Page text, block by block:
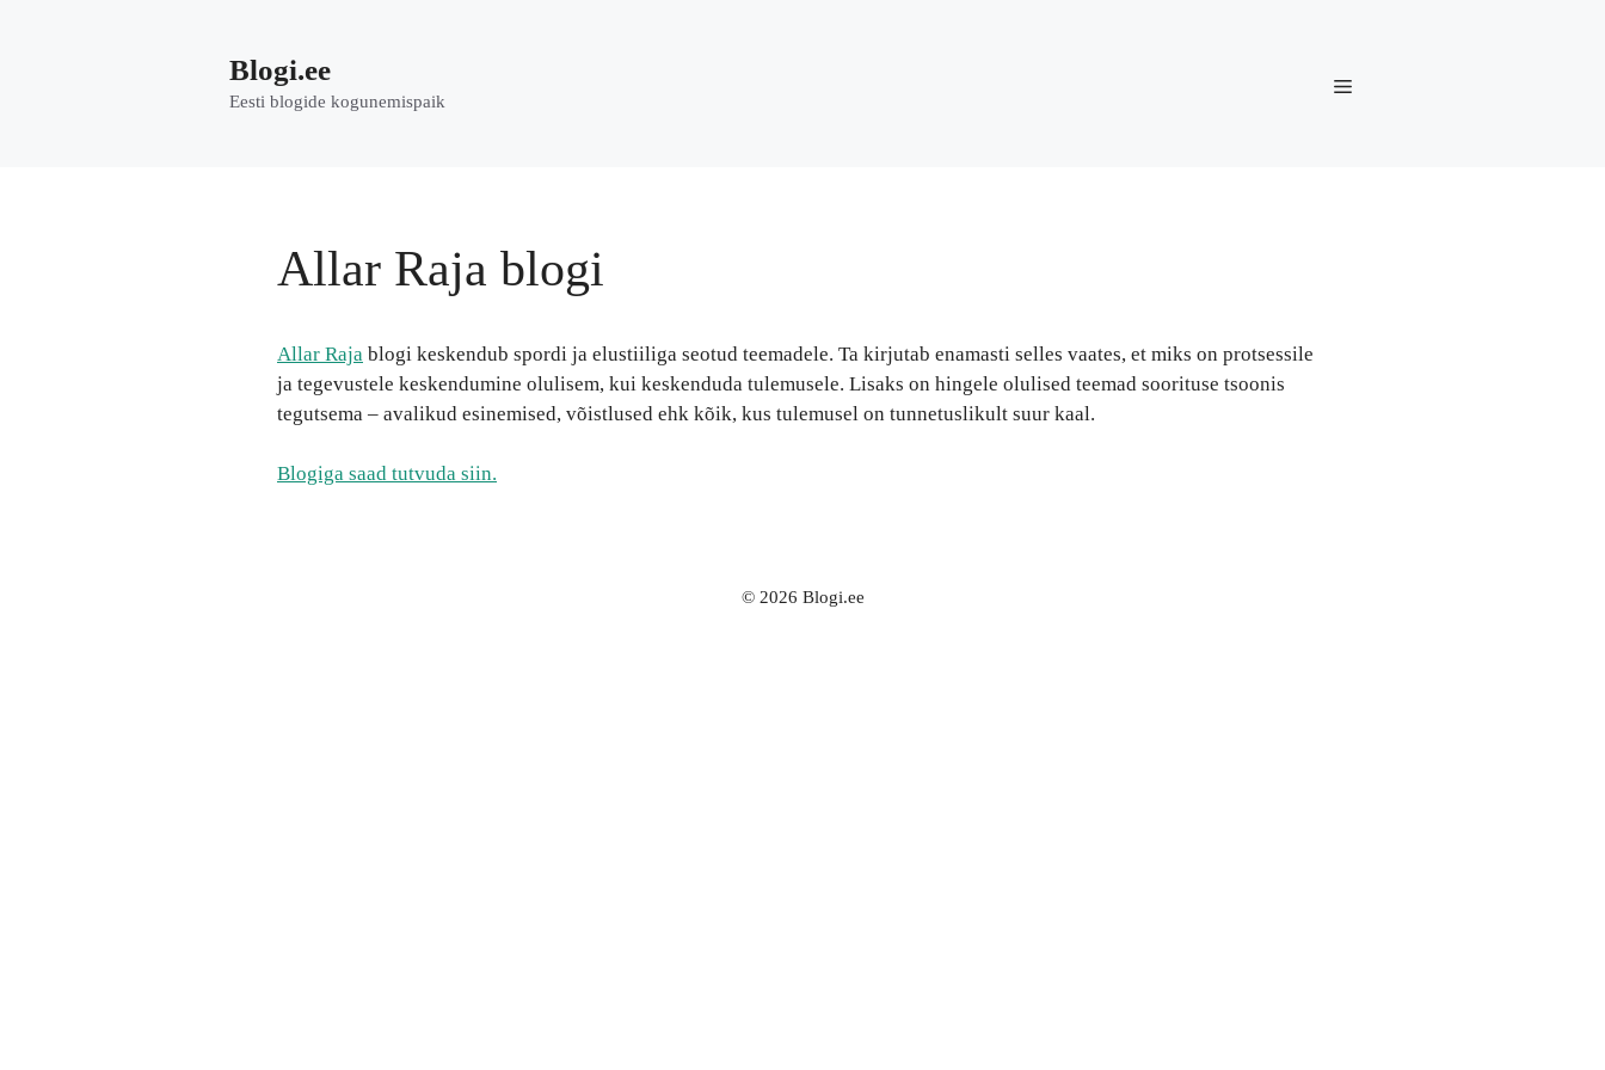
Blogi.ee
Eesti blogide kogunemispaik
Allar Raja blogi
Allar Raja blogi keskendub spordi ja elustiiliga seotud teemadele. Ta kirjutab enamasti selles vaates, et miks on protsessile
ja tegevustele keskendumine olulisem, kui keskenduda tulemusele. Lisaks on hingele olulised teemad soorituse tsoonis
tegutsema – avalikud esinemised, võistlused ehk kõik, kus tulemusel on tunnetuslikult suur kaal.
Blogiga saad tutvuda siin.
© 2026 Blogi.ee